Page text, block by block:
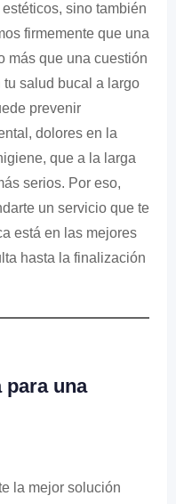
sino también
firmemente que una
más que una cuestión
salud bucal a largo
prevenir
dolores en la
que a la larga
serios. Por eso,
un servicio que te
está en las mejores
hasta la finalización
para una
la mejor solución